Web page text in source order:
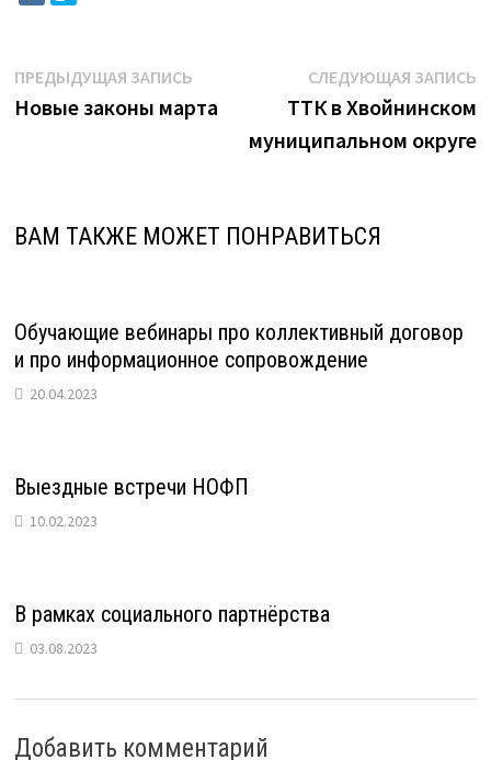
Навигация
по
ПРЕДЫДУЩАЯ ЗАПИСЬ
запись:
Новые законы марта
СЛЕДУЮЩАЯ ЗАПИСЬ
ТТК в Хвойнинском
муниципальном округе
ВАМ ТАКЖЕ МОЖЕТ ПОНРАВИТЬСЯ
Обучающие вебинары про коллективный договор
и про информационное сопровождение
20.04.2023
Выездные встречи НОФП
10.02.2023
В рамках социального партнёрства
03.08.2023
Добавить комментарий